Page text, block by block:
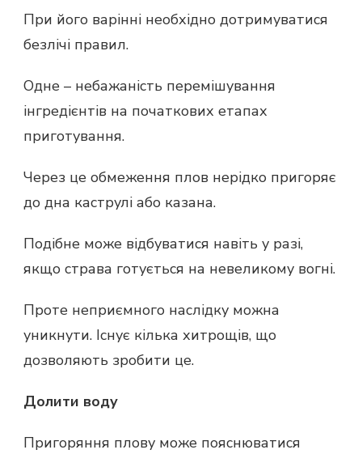
При його варінні необхідно дотримуватися
безлічі правил.
Одне – небажаність перемішування
інгредієнтів на початкових етапах
приготування.
Через це обмеження плов нерідко пригоряє
до дна каструлі або казана.
Подібне може відбуватися навіть у разі,
якщо страва готується на невеликому вогні.
Проте неприємного наслідку можна
уникнути. Існує кілька хитрощів, що
дозволяють зробити це.
Долити воду
Пригоряння плову може пояснюватися